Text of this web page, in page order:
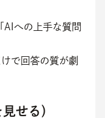
AIへの上手な質問
で回答の質が劇
せる）